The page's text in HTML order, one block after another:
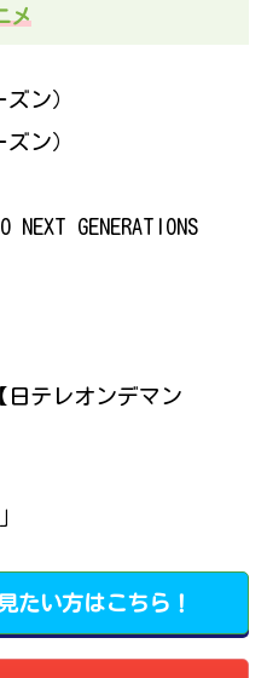
メ
ン）
ン）
NEXT GENERATIONS
テレオンデマン
たい方はこちら！